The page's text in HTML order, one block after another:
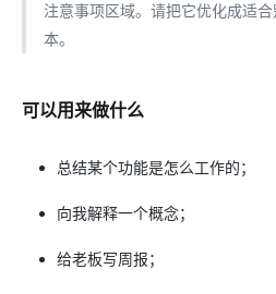
注意事项区域。请把它优化成适
本。
可以用来做什么
总结某个功能是怎么工作的；
向我解释一个概念；
给老板写周报；